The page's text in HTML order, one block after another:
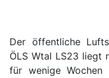
Der öffentliche
ÖLS Wtal LS23 liegt
für wenige